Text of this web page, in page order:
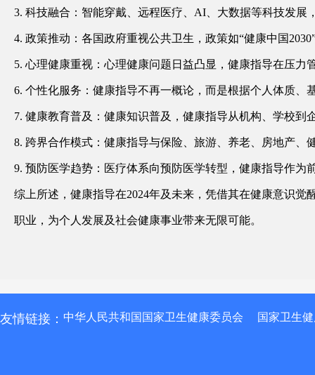
3. 科技融合：智能穿戴、远程医疗、AI、大数据等科技发
4. 政策推动：各国政府重视公共卫生，政策如“健康中国
5. 心理健康重视：心理健康问题日益凸显，健康指导在压
6. 个性化服务：健康指导不再一概论，而是根据个人体质
7. 健康教育普及：健康知识普及，健康指导从机构、学校
8. 跨界合作模式：健康指导与保险、旅游、养老、房地产
9. 预防医学趋势：医疗体系向预防医学转型，健康指导作
综上所述，健康指导在2024年及未来，凭借其在健康意识
职业，为个人发展及社会健康事业带来无限可能。
友情链接： 中华人民共和国国家卫生健康委员会 国家卫生